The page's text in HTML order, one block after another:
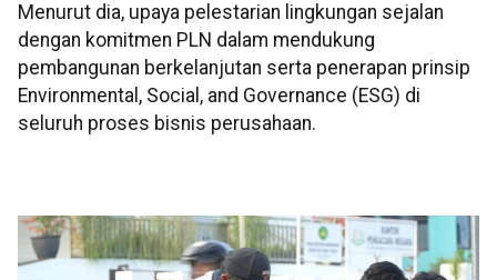
Menurut dia, upaya pelestarian lingkungan sejalan
dengan komitmen PLN dalam mendukung
pembangunan berkelanjutan serta penerapan prinsip
Environmental, Social, and Governance (ESG) di
seluruh proses bisnis perusahaan.